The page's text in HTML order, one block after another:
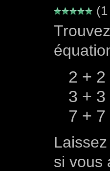
2 + 2
3 +
7 +
si vous